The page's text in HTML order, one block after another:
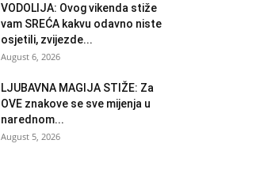
VODOLIJA: Ovog vikenda stiže
vam SREĆA kakvu odavno niste
osjetili, zvijezde...
August 6, 2026
LJUBAVNA MAGIJA STIŽE: Za
OVE znakove se sve mijenja u
narednom...
August 5, 2026